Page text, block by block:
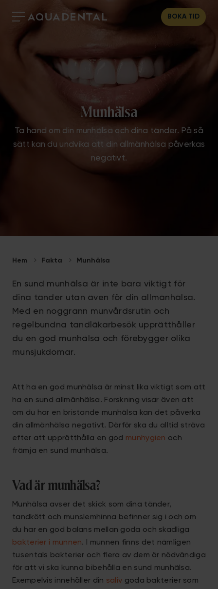
BOKA TID
Munhälsa
Ta hand om din munhälsa och dina tänder. På så
sätt kan du undvika att din allmänhälsa påverkas
negativt.
Hem Fakta Munhälsa
En sund munhälsa är inte bara viktigt för
dina tänder utan även för din allmänhälsa.
Med en noggrann munvårdsrutin och
regelbundna tandläkarbesök upprätthåller
du en god munhälsa och förebygger olika
munsjukdomar.
Att ha en god munhälsa är minst lika viktigt som att
ha en sund allmänhälsa. Forskning visar även att
om du har en bristande munhälsa kan det påverka
din allmänhälsa negativt. Därför ska du alltid sträva
efter att upprätthålla en god munhygien och
främja en sund munhälsa.
Vad är munhälsa?
Munhälsa avser det skick som dina tänder,
tandkött och munslemhinna befinner sig i och om
du har en god balans mellan goda och skadliga
bakterier i munnen. I munnen finns det nämligen
tusentals bakterier och flera av dem är nödvändiga
för att vi ska kunna bibehålla en sund munhälsa.
Exempelvis innehåller din saliv goda bakterier som